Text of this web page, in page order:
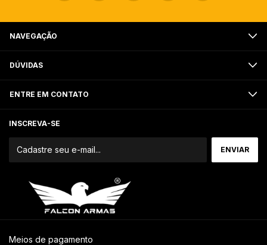
NAVEGAÇÃO
DÚVIDAS
ENTRE EM CONTATO
INSCREVA-SE
Meios de pagamento